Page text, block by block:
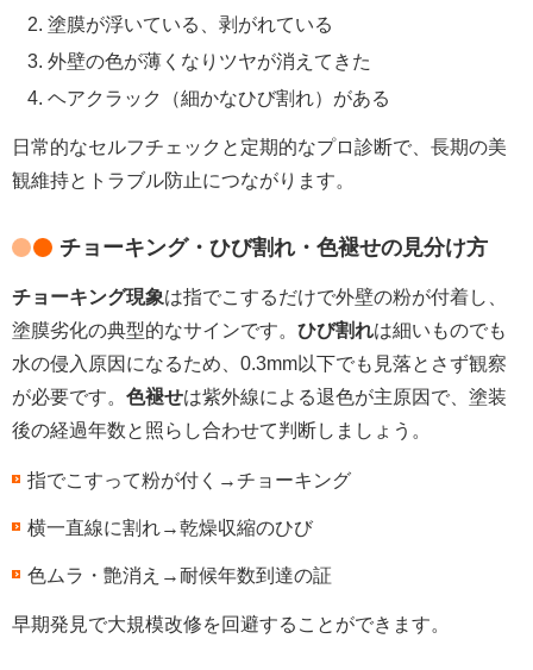
塗膜が浮いている、剥がれている
外壁の色が薄くなりツヤが消えてきた
ヘアクラック（細かなひび割れ）がある
日常的なセルフチェックと定期的なプロ診断で、長期の美
観維持とトラブル防止につながります。
チョーキング・ひび割れ・色褪せの見分け方
チョーキング現象は指でこするだけで外壁の粉が付着し、
塗膜劣化の典型的なサインです。 ひび割れは細いものでも
水の侵入原因になるため、0.3mm以下でも見落とさず観察
が必要です。 色褪せは紫外線による退色が主原因で、塗装
後の経過年数と照らし合わせて判断しましょう。
指でこすって粉が付く→チョーキング
横一直線に割れ→乾燥収縮のひび
色ムラ・艶消え→耐候年数到達の証
早期発見で大規模改修を回避することができます。